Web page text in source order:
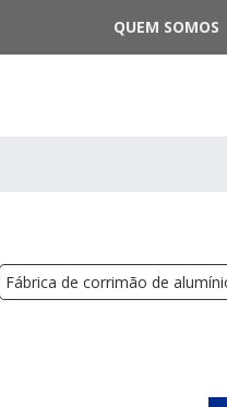
QUEM SOMOS
Fábrica de corrimão de